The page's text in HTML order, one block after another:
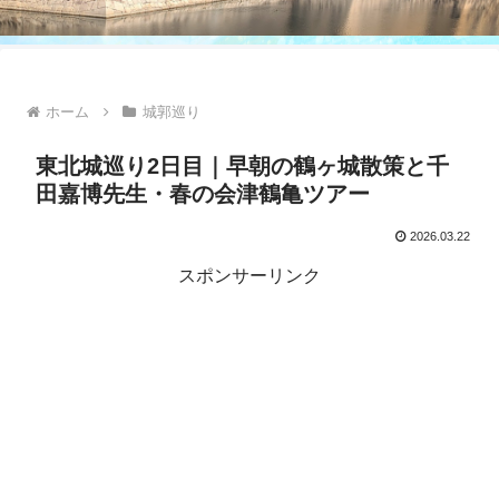
ホーム 城郭巡り
東北城巡り2日目｜早朝の鶴ヶ城散策と千
田嘉博先生・春の会津鶴亀ツアー
2026.03.22
スポンサーリンク